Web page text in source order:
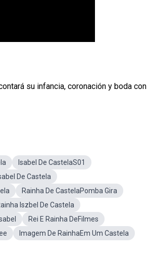
su infancia, coronación y boda con
Isabel De CastelaS01
De Castela
Rainha De CastelaPomba Gira
Iszbel De Castela
Rei E Rainha DeFilmes
Imagem De RainhaEm Um Castela